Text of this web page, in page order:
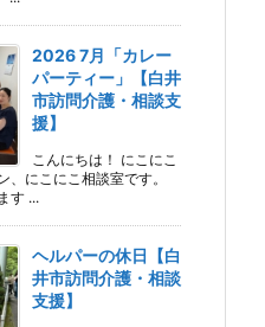
2026 7月「カレー
パーティー」【白井
市訪問介護・相談支
援】
こんにちは！ にこにこ
、にこにこ相談室です。
す ...
ヘルパーの休日【白
井市訪問介護・相談
支援】